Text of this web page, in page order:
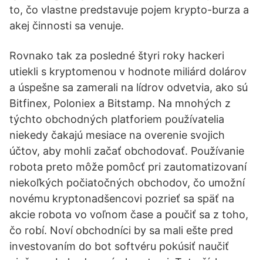
to, čo vlastne predstavuje pojem krypto-burza a
akej činnosti sa venuje.
Rovnako tak za posledné štyri roky hackeri
utiekli s kryptomenou v hodnote miliárd dolárov
a úspešne sa zamerali na lídrov odvetvia, ako sú
Bitfinex, Poloniex a Bitstamp. Na mnohých z
týchto obchodných platforiem používatelia
niekedy čakajú mesiace na overenie svojich
účtov, aby mohli začať obchodovať. Používanie
robota preto môže pomôcť pri zautomatizovaní
niekoľkých počiatočných obchodov, čo umožní
novému kryptonadšencovi pozrieť sa späť na
akcie robota vo voľnom čase a poučiť sa z toho,
čo robí. Noví obchodníci by sa mali ešte pred
investovaním do bot softvéru pokúsiť naučiť